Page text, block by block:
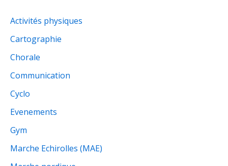
Activités physiques
Cartographie
Chorale
Communication
Cyclo
Evenements
Gym
Marche Echirolles (MAE)